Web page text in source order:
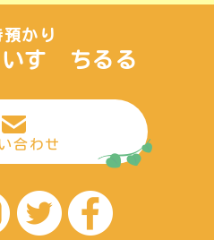
預かり
いす ちるる
合わせ